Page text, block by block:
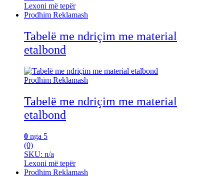
Lexoni më tepër
Prodhim Reklamash
Tabelë me ndriçim me material
etalbond
Prodhim Reklamash
Tabelë me ndriçim me material
etalbond
0 nga 5
(0)
SKU: n/a
Lexoni më tepër
Prodhim Reklamash